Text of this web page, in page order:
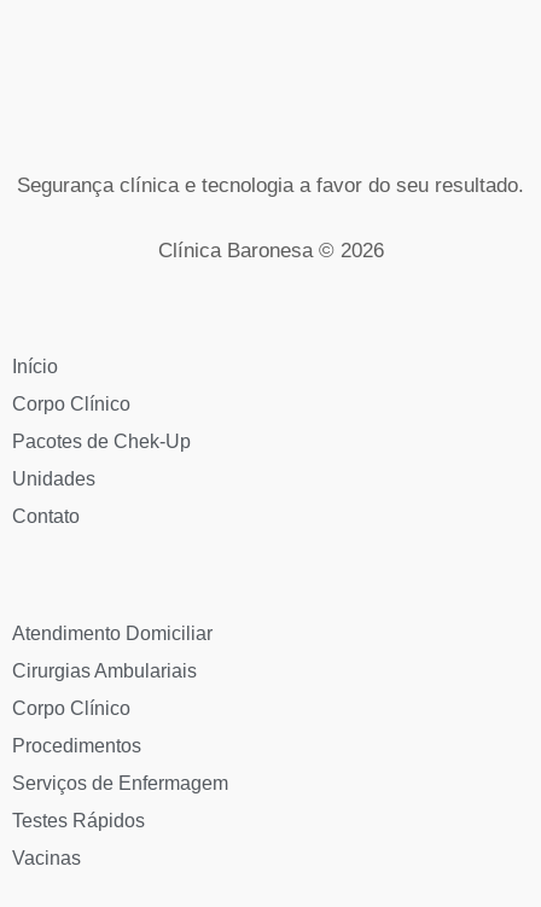
Segurança clínica e tecnologia a favor do seu resultado.
Clínica Baronesa © 2026
Início
Corpo Clínico
Pacotes de Chek-Up
Unidades
Contato
Atendimento Domiciliar
Cirurgias Ambulariais
Corpo Clínico
Procedimentos
Serviços de Enfermagem
Testes Rápidos
Vacinas